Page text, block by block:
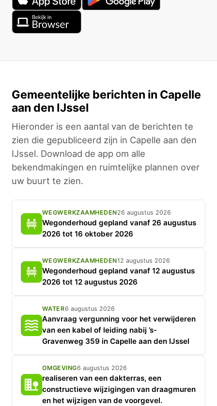
Gemeentelijke berichten in Capelle
aan den IJssel
Hieronder is een aantal van de berichten te
zien die gepubliceerd zijn in Capelle aan den
IJssel. Download de app om alle
bekendmakingen en ruimtelijke plannen over
uw buurt te zien.
WEGWERKZAAMHEDEN26 augustus 2026
Wegonderhoud gepland vanaf 26 augustus
2026 tot 16 oktober 2026
WEGWERKZAAMHEDEN12 augustus 2026
Wegonderhoud gepland vanaf 12 augustus
2026 tot 12 augustus 2026
WATER6 augustus 2026
Aanvraag vergunning voor het verwijderen
van een kabel of leiding nabij ’s-
Gravenweg 359 in Capelle aan den IJssel
OMGEVING6 augustus 2026
realiseren van een dakterras, een
constructieve wijzigingen van draagmuren
en het wijzigen van de voorgevel.